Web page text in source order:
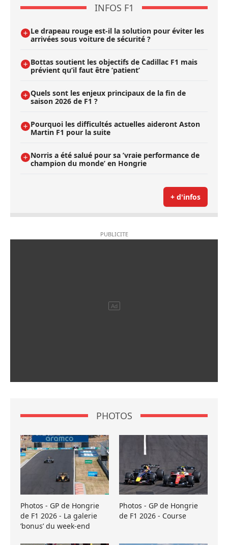
INFOS F1
Le drapeau rouge est-il la solution pour éviter les
arrivées sous voiture de sécurité ?
Bottas soutient les objectifs de Cadillac F1 mais
prévient qu’il faut être ’patient’
Quels sont les enjeux principaux de la fin de
saison 2026 de F1 ?
Pourquoi les difficultés actuelles aideront Aston
Martin F1 pour la suite
Norris a été salué pour sa ’vraie performance de
champion du monde’ en Hongrie
+ d'infos
PHOTOS
Photos - GP de Hongrie
de F1 2026 - La galerie
’bonus’ du week-end
Photos - GP de Hongrie
de F1 2026 - Course